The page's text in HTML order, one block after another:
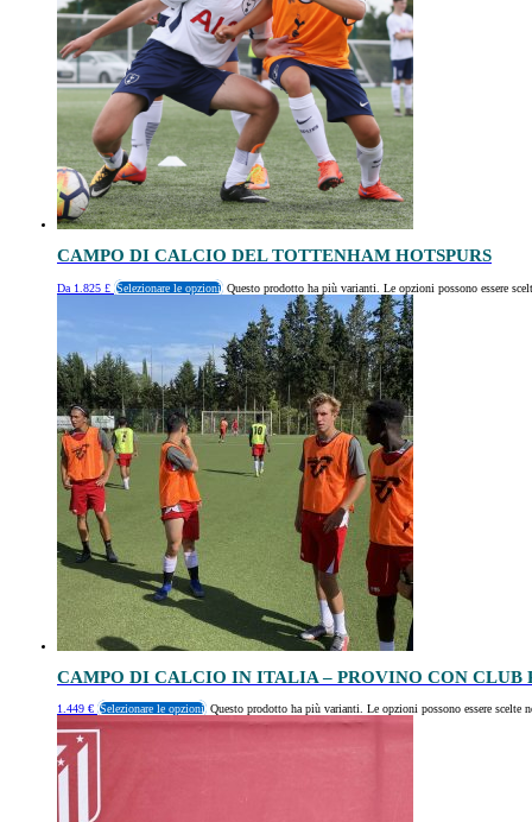
CAMPO DI CALCIO DEL TOTTENHAM HOTSPURS
Da 1.825 £ Selezionare le opzioni Questo prodotto ha più varianti. Le opzioni possono essere
CAMPO DI CALCIO IN ITALIA – PROVINO CON CLUB
1.449 € Selezionare le opzioni Questo prodotto ha più varianti. Le opzioni possono essere scelte